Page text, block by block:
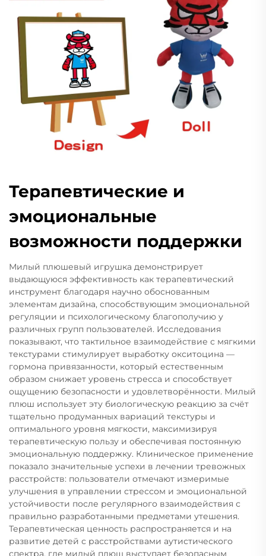
Терапевтические и
эмоциональные
возможности поддержки
Милый плюшевый игрушка демонстрирует
выдающуюся эффективность как терапевтический
инструмент благодаря научно обоснованным
элементам дизайна, способствующим эмоциональной
регуляции и психологическому благополучию у
различных групп пользователей. Исследования
показывают, что тактильное взаимодействие с мягкими
текстурами стимулирует выработку окситоцина —
гормона привязанности, который естественным
образом снижает уровень стресса и способствует
ощущению безопасности и удовлетворённости. Милый
плюш использует эту биологическую реакцию за счёт
тщательно продуманных вариаций текстуры и
оптимального уровня мягкости, максимизируя
терапевтическую пользу и обеспечивая постоянную
эмоциональную поддержку. Клиническое применение
показало значительные успехи в лечении тревожных
расстройств: пользователи отмечают измеримые
улучшения в управлении стрессом и эмоциональной
устойчивости после регулярного взаимодействия с
правильно разработанными предметами утешения.
Терапевтическая ценность распространяется и на
развитие детей с расстройствами аутистического
спектра, где милый плюш выступает безопасным